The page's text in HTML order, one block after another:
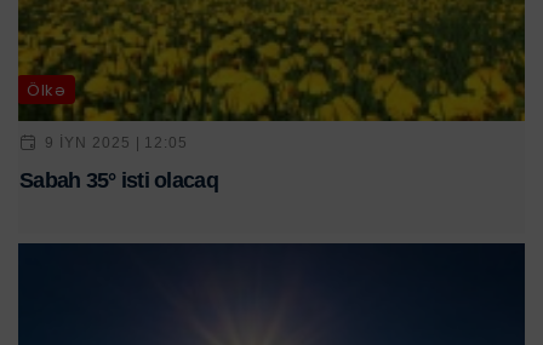
Ölkə
9 IYN 2025 | 12:05
Sabah 35° isti olacaq